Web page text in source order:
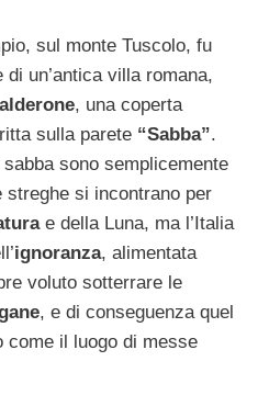
sul monte Tuscolo, fu
un’antica villa romana,
, una coperta
sulla parete “Sabba”.
sono semplicemente
streghe si incontrano per
e della Luna, ma l’Italia
ignoranza, alimentata
voluto sotterrare le
, e di conseguenza quel
come il luogo di messe